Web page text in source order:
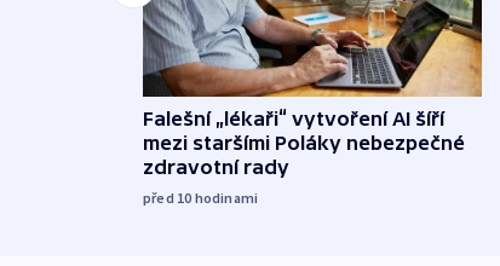
Falešní „lékaři“ vytvoření AI šíří
mezi staršími Poláky nebezpečné
zdravotní rady
před 10 hodinami